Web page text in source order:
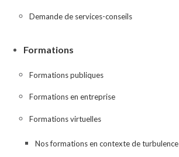
Demande de services-conseils
Formations
Formations publiques
Formations en entreprise
Formations virtuelles
Nos formations en contexte de turbulence